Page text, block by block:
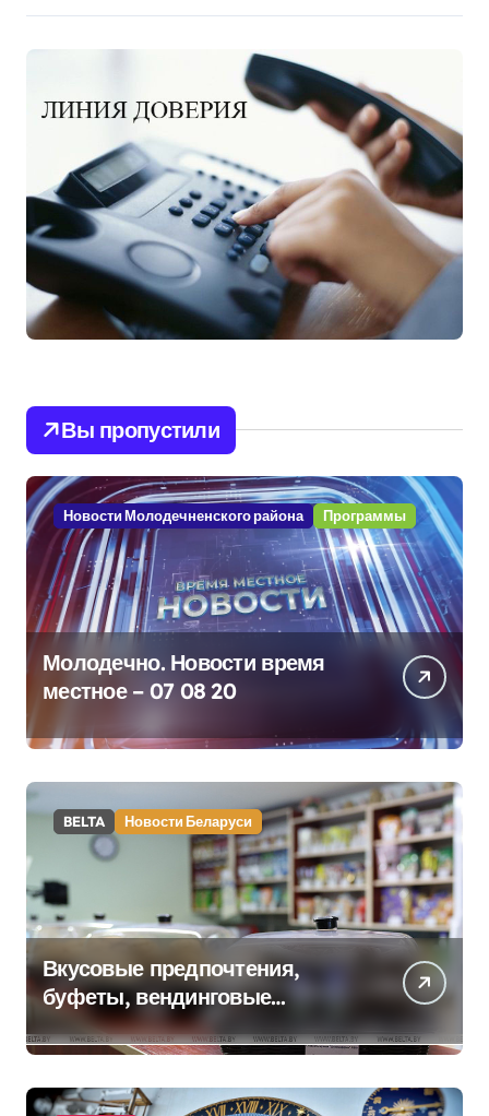
Вы пропустили
Новости Молодечненского района Программы
Молодечно. Новости время
местное – 07 08 20
BELTA Новости Беларуси
Вкусовые предпочтения,
буфеты, вендинговые
аппараты. Минобразования об
изменениях в школьном
питании